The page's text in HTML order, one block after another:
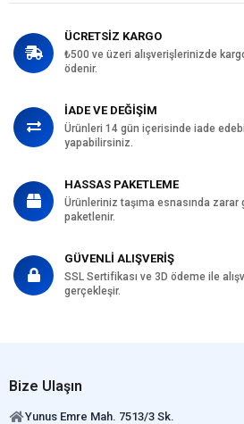
ÜCRETSİZ KARGO
₺500 ve üzeri alışverişlerinizde
ödenir.
İADE VE DEĞİŞİM
Ürünleri 14 gün içerisinde iade
yapabilirsiniz.
HASSAS PAKETLEME
Ürünleriniz taşıma esnasında
paketlenir.
GÜVENLİ ALIŞVERİŞ
SSL Sertifikası ve 3D ödeme ile
gerçekleşir.
Bize Ulaşın
Yunus Emre Mah. 7513/3 Sk.